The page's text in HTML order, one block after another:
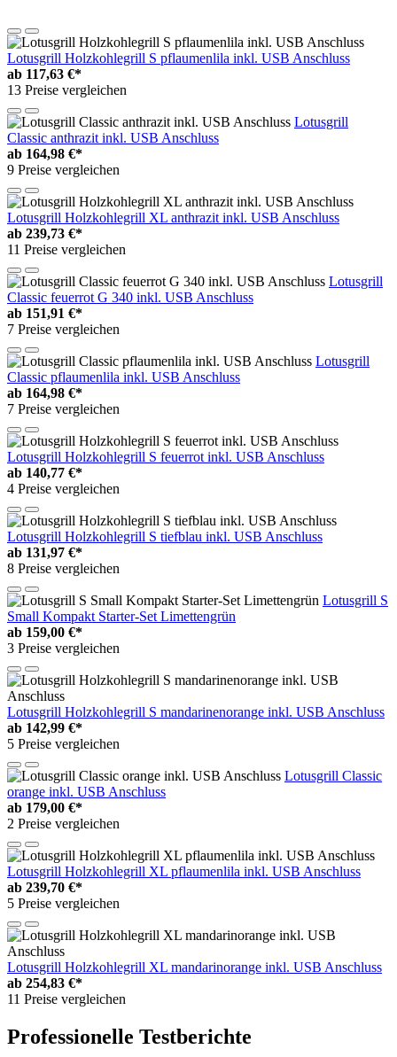
Lotusgrill Holzkohlegrill S pflaumenlila inkl. USB Anschluss
ab 117,63 €*
13 Preise vergleichen
Lotusgrill
Classic anthrazit inkl. USB Anschluss
ab 164,98 €*
9 Preise vergleichen
Lotusgrill Holzkohlegrill XL anthrazit inkl. USB Anschluss
ab 239,73 €*
11 Preise vergleichen
Lotusgrill
Classic feuerrot G 340 inkl. USB Anschluss
ab 151,91 €*
7 Preise vergleichen
Lotusgrill
Classic pflaumenlila inkl. USB Anschluss
ab 164,98 €*
7 Preise vergleichen
Lotusgrill Holzkohlegrill S feuerrot inkl. USB Anschluss
ab 140,77 €*
4 Preise vergleichen
Lotusgrill Holzkohlegrill S tiefblau inkl. USB Anschluss
ab 131,97 €*
8 Preise vergleichen
Lotusgrill S
Small Kompakt Starter-Set Limettengrün
ab 159,00 €*
3 Preise vergleichen
Lotusgrill Holzkohlegrill S mandarinenorange inkl. USB Anschluss
ab 142,99 €*
5 Preise vergleichen
Lotusgrill Classic
orange inkl. USB Anschluss
ab 179,00 €*
2 Preise vergleichen
Lotusgrill Holzkohlegrill XL pflaumenlila inkl. USB Anschluss
ab 239,70 €*
5 Preise vergleichen
Lotusgrill Holzkohlegrill XL mandarinorange inkl. USB Anschluss
ab 254,83 €*
11 Preise vergleichen
Professionelle Testberichte